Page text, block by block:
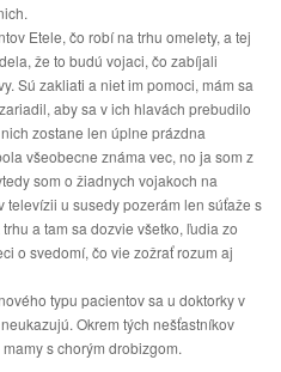
Etele, čo robí na trhu omelety, a tej
že to budú vojaci, čo zabíjali
Sú zakliati a niet im pomoci, mám sa
aby sa v ich hlavách prebudilo
zostane len úplne prázdna
všeobecne známa vec, no ja som z
som o žiadnych vojakoch na
u susedy pozerám len súťaže s
a tam sa dozvie všetko, ľudia zo
o svedomí, čo vie zožrať rozum aj
typu pacientov sa u doktorky v
Okrem tých nešťastníkov
s chorým drobizgom.